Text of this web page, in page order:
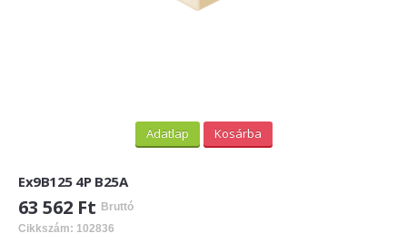
ÁRLISTA
Adatlap Kosárba
Ex9B125 4P B25A
63 562 Ft Bruttó
Cikkszám: 102836